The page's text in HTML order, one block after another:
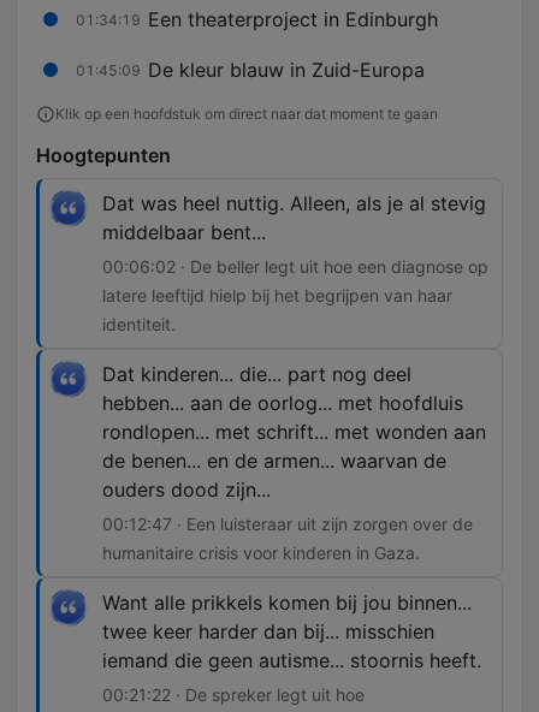
01:34:19 Een theaterproject in Edinburgh
01:45:09 De kleur blauw in Zuid-Europa
Klik op een hoofdstuk om direct naar dat moment te gaan
Hoogtepunten
Dat was heel nuttig. Alleen, als je al stevig
middelbaar bent...
00:06:02 · De beller legt uit hoe een diagnose op
latere leeftijd hielp bij het begrijpen van haar
identiteit.
Dat kinderen... die... part nog deel
hebben... aan de oorlog... met hoofdluis
rondlopen... met schrift... met wonden aan
de benen... en de armen... waarvan de
ouders dood zijn...
00:12:47 · Een luisteraar uit zijn zorgen over de
humanitaire crisis voor kinderen in Gaza.
Want alle prikkels komen bij jou binnen...
twee keer harder dan bij... misschien
iemand die geen autisme... stoornis heeft.
00:21:22 · De spreker legt uit hoe